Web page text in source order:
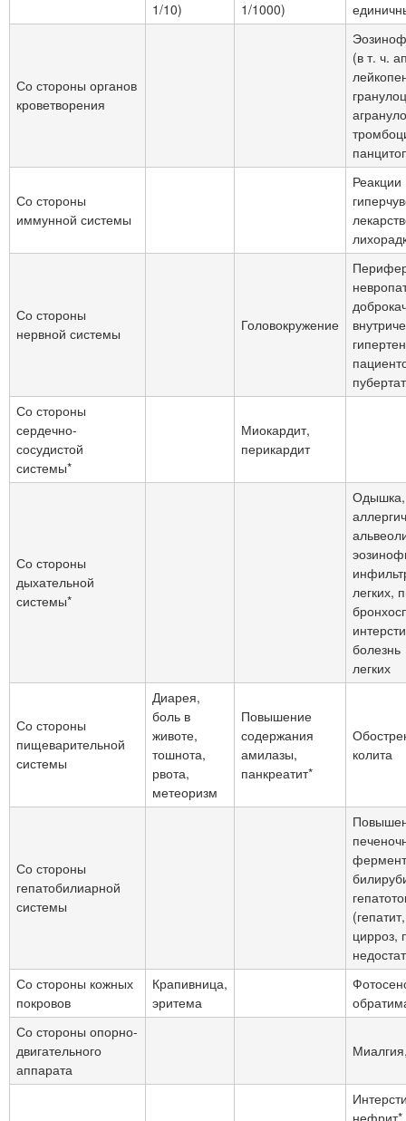
1/10) 1/1000)
Со стороны органов
кроветворения
(в т. ч.
Со стороны
иммунной системы
Реакции
Со стороны
нервной системы
Головокружение
Со стороны
сердечно-
сосудистой
системы*
Миокардит,
перикардит
Со стороны
дыхательной
системы*
легких,
болезнь
легких
Со стороны
пищеварительной
системы
Диарея,
боль в
животе,
тошнота,
рвота,
метеоризм
Повышение
содержания
амилазы,
панкреатит*
колита
Со стороны
гепатобилиарной
системы
цирроз,
Со стороны кожных
покровов
Крапивница,
эритема
Со стороны опорно-
двигательного
аппарата
нефрит*,